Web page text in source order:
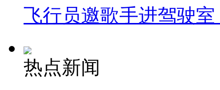
飞行员邀歌手进驾驶
热点新闻